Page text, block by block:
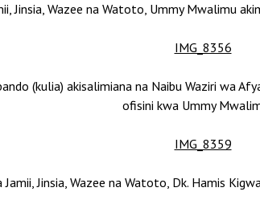
Jinsia, Wazee na Watoto, Ummy Mwalimu
(kulia) akisalimiana na Naibu Waziri wa
ofisini kwa Ummy
Jinsia, Wazee na Watoto, Dk. Hamis